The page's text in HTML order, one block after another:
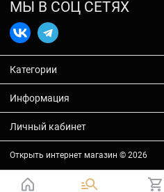
МЫ В СОЦ СЕТЯХ
Категории
Информация
Личный кабинет
Открыть интернет магазин © 2026